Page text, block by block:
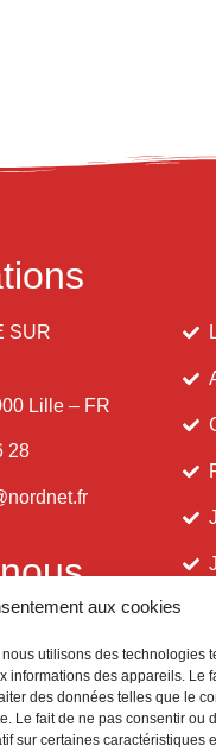
aux cookies
utilisons des technologies
informations des appareils. Le
des données telles que le
Le fait de ne pas consentir ou
sur certaines caractéristiques
SUR
Lille – FR
28